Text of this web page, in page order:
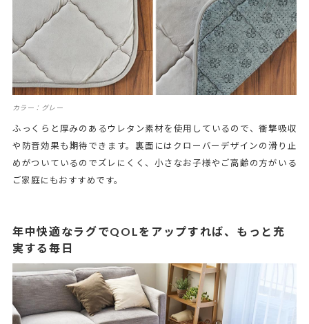
カラー：グレー
ふっくらと厚みのあるウレタン素材を使用しているので、衝撃吸収
や防音効果も期待できます。裏面にはクローバーデザインの滑り止
めがついているのでズレにくく、小さなお子様やご高齢の方がいる
ご家庭にもおすすめです。
年中快適なラグでQOLをアップすれば、もっと充
実する毎日